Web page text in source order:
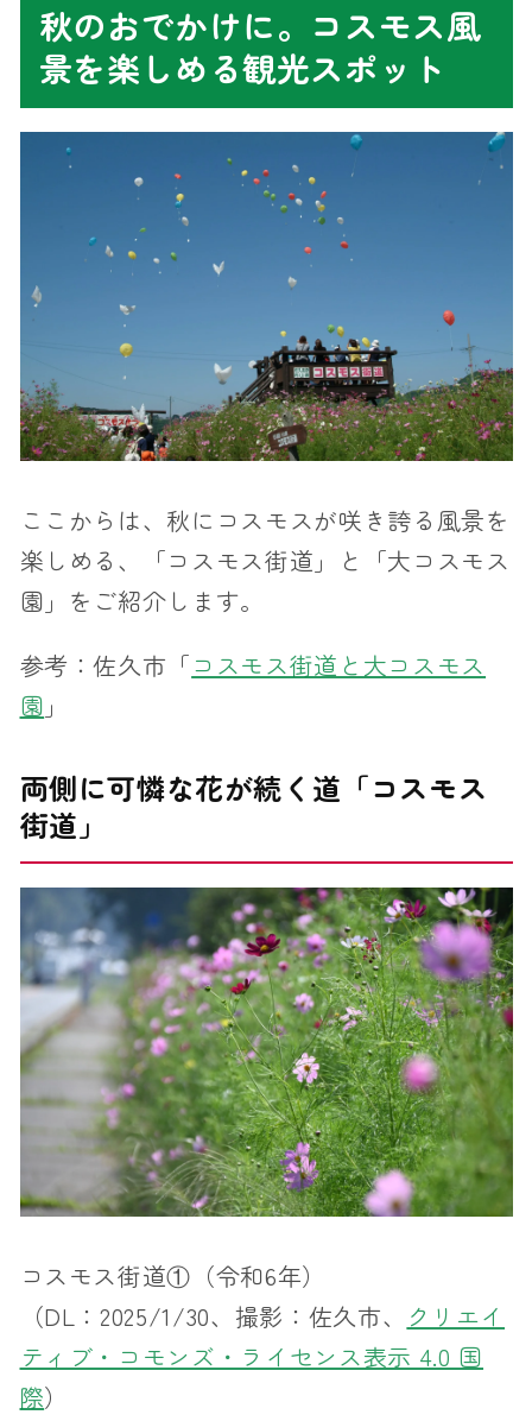
秋のおでかけに。コスモス風
景を楽しめる観光スポット
ここからは、秋にコスモスが咲き誇る風景を
楽しめる、「コスモス街道」と「大コスモス
園」をご紹介します。
参考：佐久市「コスモス街道と大コスモス
園 」
両側に可憐な花が続く道「コスモス
街道」
コスモス街道①（令和6年）
（DL：2025/1/30、撮影：佐久市、
クリエイ
ティブ・コモンズ・ライセンス表示 4.0 国
際）